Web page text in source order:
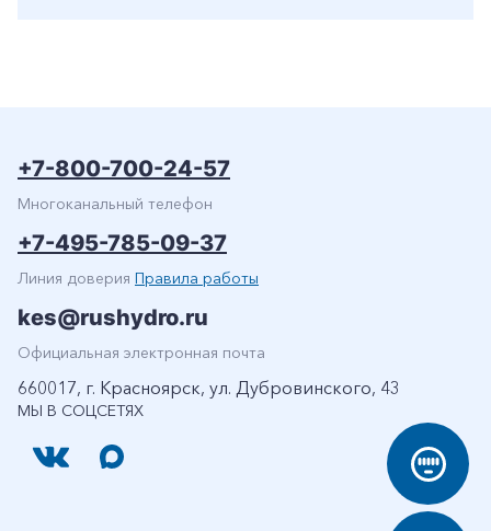
МЫ В СОЦСЕТЯХ
+7-800-700-24-57
Многоканальный телефон
+7-495-785-09-37
Линия доверия Правила работы
kes@rushydro.ru
Официальная электронная почта
660017, г. Красноярск, ул. Дубровинского, 43